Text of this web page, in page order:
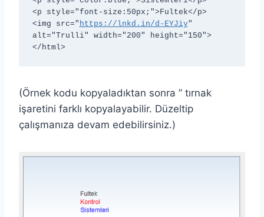
<p style="font-size:50px;">Fultek</p>
<img src=" https://lnkd.in/d-EYJiy"
alt="Trulli" width="200" height="150">
</html>
(Örnek kodu kopyaladıktan sonra ” tırnak
işaretini farklı kopyalayabilir. Düzeltip
çalışmanıza devam edebilirsiniz.)